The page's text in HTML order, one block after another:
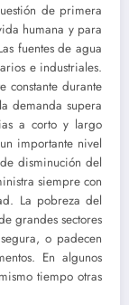
de primera
humana y para
fuentes de agua
e industriales.
constante durante
demanda supera
a corto y largo
importante nivel
disminución del
siempre con
La pobreza del
grandes sectores
o padecen
En algunos
tiempo otras